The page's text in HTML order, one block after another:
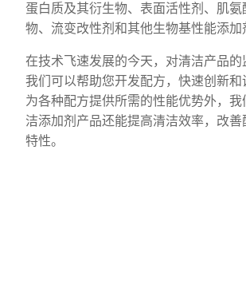
蛋白质及其衍生物、表面活性剂、肌氨
物、流变改性剂和其他生物基性能添加
在技术飞速发展的今天，对清洁产品
我们可以帮助您开发配方，快速创新和
为各种配方提供所需的性能优势外，
洁添加剂产品还能提高清洁效率，改
特性。